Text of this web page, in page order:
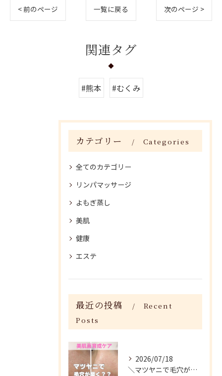
< 前のページ 一覧に戻る 次のページ >
関連タグ
#熊本 #むくみ
カテゴリー Categories
全てのカテゴリー
リンパマッサージ
よもぎ蒸し
美肌
健康
エステ
最近の投稿
Recent
Posts
2026/07/18
＼マツヤニで毛穴が開く？／